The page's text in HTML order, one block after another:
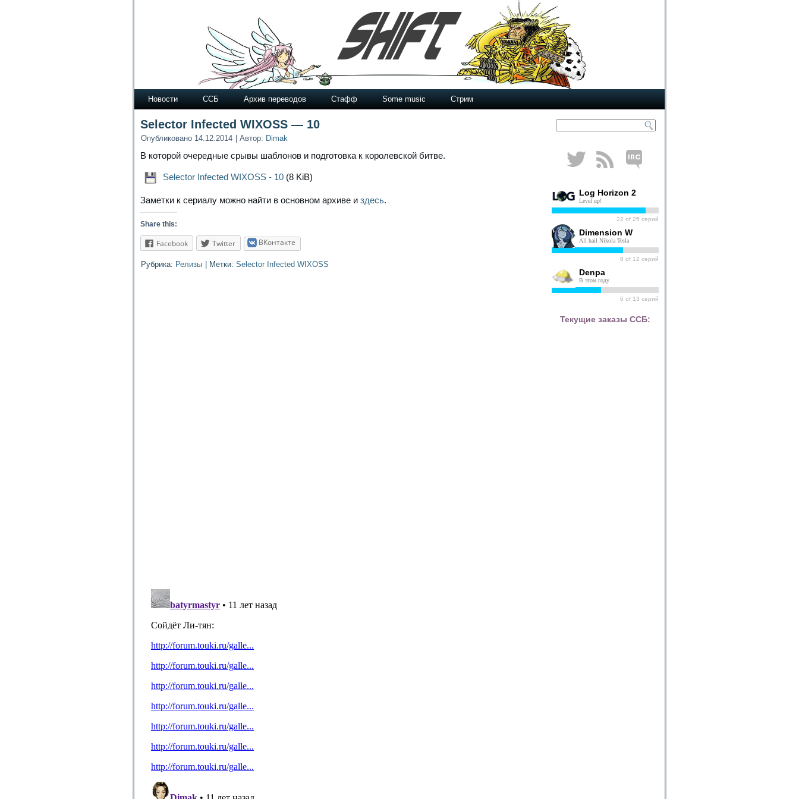
Новости ССБ Архив переводов Стафф Some music Стрим
Selector Infected WIXOSS — 10
Опубликовано 14.12.2014 Автор: Dimak
В которой очередные срывы шаблонов и подготовка к королевской битве.
Selector Infected WIXOSS - 10 (8 KiB)
Заметки к сериалу можно найти в основном архиве и здесь.
Share this:
Facebook Twitter ВКонтакте
Рубрика: Релизы Метки: Selector Infected WIXOSS
Log Horizon 2
Level up!
22 of 25 серий
Dimension W
All hail Nikola Tesla
8 of 12 серий
Denpa
В этом году
6 of 13 серий
Текущие заказы ССБ: